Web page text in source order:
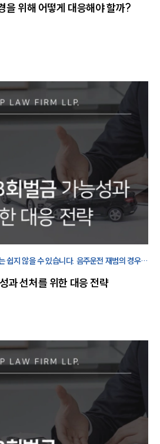
을 위해 어떻게 대응해야 할까?
쉽지 않을 수 있습니다. 음주운전 재범의 경우
과 선처를 위한 대응 전략